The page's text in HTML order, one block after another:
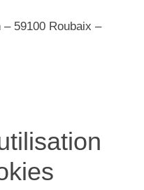
59100 Roubaix –